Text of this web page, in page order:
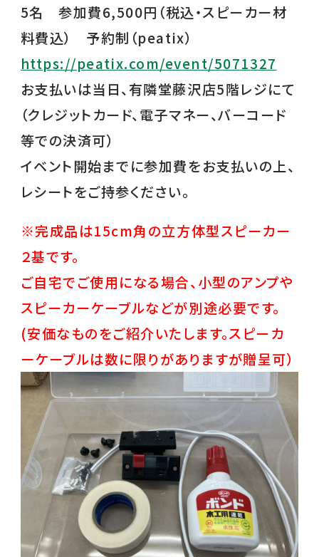
5名 参加費6,500円（税込・スピーカー材
料費込） 予約制（peatix）
https://peatix.com/event/5071327
お支払いは当日、有隣堂藤沢店5階レジにて
（クレジットカード、電子マネー、バーコード
等での決済可）
イベント開始までに参加費をお支払いの上、
レシートをご持参ください。
※完成品は15cm角の立方体型スピーカー
２基です。
ご自宅でご使用になる場合、小型のアンプや
スピーカーケーブルなどが別途必要です。
(安価なものをご紹介いたします。スピーカ
ーケーブルは数に限りがありますが贈呈可）